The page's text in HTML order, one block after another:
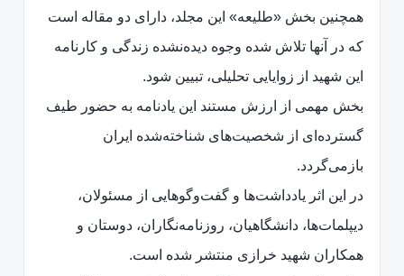
همچنین بخش «طلیعه» این مجلد، دارای دو مقاله است
که در آنها تلاش شده وجوه دیده‌نشده زندگی و کارنامه
این شهید از زوایایی تحلیلی، تبیین شود.
بخش مهمی از ارزش مستند این یادنامه به حضور طیف
گسترده‌ای از شخصیت‌های شناخته‌شده ایران
بازمی‌گردد.
در این اثر یادداشت‌ها و گفت‌وگوهایی از مسئولان،
دیپلمات‌ها، دانشگاهیان، روزنامه‌نگاران، دوستان و
همکاران شهید خرازی منتشر شده است.